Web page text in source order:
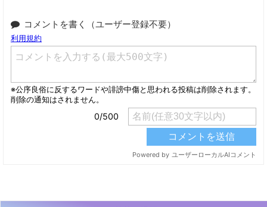
コメントを書く（ユーザー登録不要）